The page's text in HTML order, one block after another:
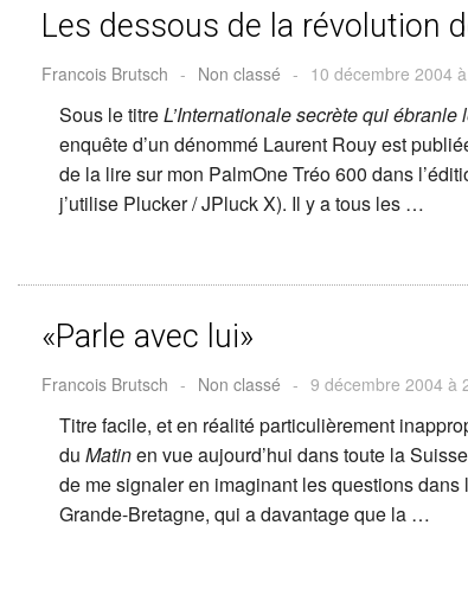
Les dessous de la révolution
Francois Brutsch - Non classé - 10 décembre 2004
Sous le titreL’Internationale secrète qui ébranle
enquête d’un dénommé Laurent Rouy est
de la lire sur mon PalmOne Tréo 600 dans
j’utilise Plucker / JPluck X). Il y a tous les …
«Parle avec lui»
Francois Brutsch - Non classé - 9 décembre 2004 à
Titre facile, et en réalité particulièrement
du Matinen vue aujourd’hui dans toute la
de me signaler en imaginant les questions dans
Grande-Bretagne, qui a davantage que la …